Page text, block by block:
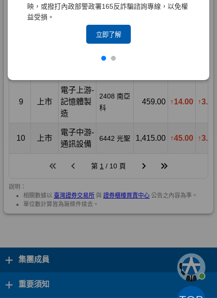
映，或撥打內政部警政署165反詐騙諮詢專線，以免權
益受損。
立即了解
+ 集團成員
+ 重要須知